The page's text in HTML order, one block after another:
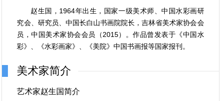
赵生国，1964年出生，国家一级美术师、中国水彩画研
究会、研究员、中国长白山书画院院长，吉林省美术家协会会
员，中国美术家协会会员（2015）。作品曾发表于《中国水
彩》、《水彩画家》、《美院》中国书画报等国家报刊。
美术家简介
艺术家赵生国简介